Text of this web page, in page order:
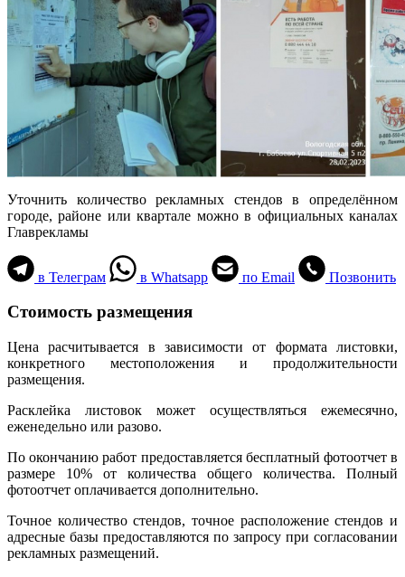
Уточнить количество рекламных стендов в определённом
городе, районе или квартале можно в официальных каналах
Главрекламы
в Телеграм в Whatsapp по Email Позвонить
Стоимость размещения
Цена расчитывается в зависимости от формата листовки,
конкретного местоположения и продолжительности
размещения.
Расклейка листовок может осуществляться ежемесячно,
еженедельно или разово.
По окончанию работ предоставляется бесплатный фотоотчет в
размере 10% от количества общего количества. Полный
фотоотчет оплачивается дополнительно.
Точное количество стендов, точное расположение стендов и
адресные базы предоставляются по запросу при согласовании
рекламных размещений.